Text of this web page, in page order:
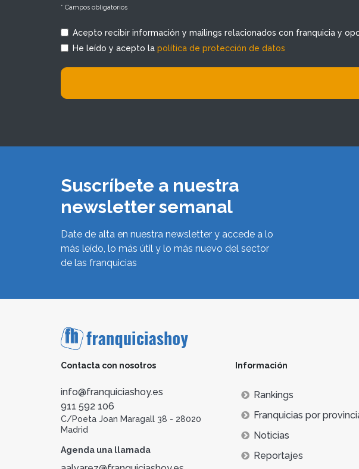
* Campos obligatorios
Acepto recibir información y mailings relacionados con franquicia y
He leído y acepto la política de protección de datos
Suscríbete a nuestra
newsletter semanal
Date de alta en nuestra newsletter y accede a lo
más leído, lo más útil y lo más nuevo del sector
de las franquicias
Contacta con nosotros
info@franquiciashoy.es
911 592 106
C/Poeta Joan Maragall 38 - 28020
Madrid
Agenda una llamada
Información
Rankings
Franquicias por
Noticias
Reportajes